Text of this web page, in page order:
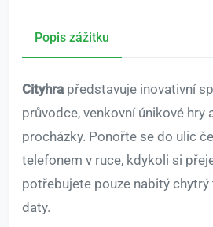
Popis zážitku
Cityhra představuje inovativní
průvodce, venkovní únikové hry
procházky. Ponořte se do ulic
telefonem v ruce, kdykoli si
potřebujete pouze nabitý
daty.